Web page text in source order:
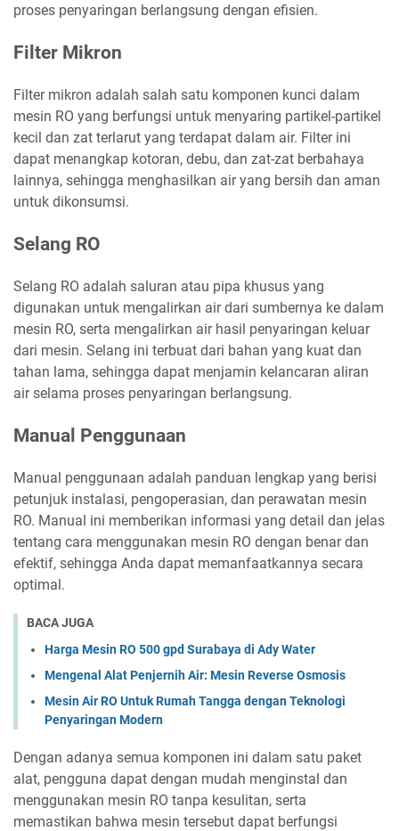
proses penyaringan berlangsung dengan efisien.
Filter Mikron
Filter mikron adalah salah satu komponen kunci dalam
mesin RO yang berfungsi untuk menyaring partikel-partikel
kecil dan zat terlarut yang terdapat dalam air. Filter ini
dapat menangkap kotoran, debu, dan zat-zat berbahaya
lainnya, sehingga menghasilkan air yang bersih dan aman
untuk dikonsumsi.
Selang RO
Selang RO adalah saluran atau pipa khusus yang
digunakan untuk mengalirkan air dari sumbernya ke dalam
mesin RO, serta mengalirkan air hasil penyaringan keluar
dari mesin. Selang ini terbuat dari bahan yang kuat dan
tahan lama, sehingga dapat menjamin kelancaran aliran
air selama proses penyaringan berlangsung.
Manual Penggunaan
Manual penggunaan adalah panduan lengkap yang berisi
petunjuk instalasi, pengoperasian, dan perawatan mesin
RO. Manual ini memberikan informasi yang detail dan jelas
tentang cara menggunakan mesin RO dengan benar dan
efektif, sehingga Anda dapat memanfaatkannya secara
optimal.
BACA JUGA
Harga Mesin RO 500 gpd Surabaya di Ady Water
Mengenal Alat Penjernih Air: Mesin Reverse Osmosis
Mesin Air RO Untuk Rumah Tangga dengan Teknologi
Penyaringan Modern
Dengan adanya semua komponen ini dalam satu paket
alat, pengguna dapat dengan mudah menginstal dan
menggunakan mesin RO tanpa kesulitan, serta
memastikan bahwa mesin tersebut dapat berfungsi